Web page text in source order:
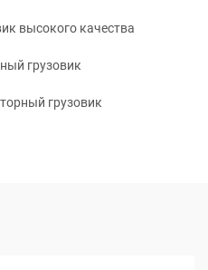
высокого качества
грузовик
грузовик